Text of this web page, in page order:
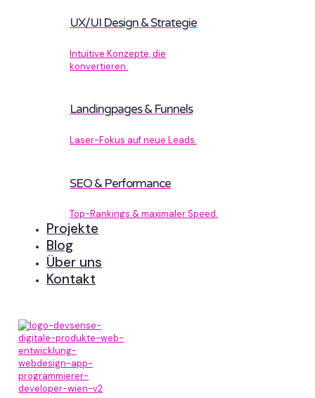
UX/UI Design & Strategie
Intuitive Konzepte, die
konvertieren.
Landingpages & Funnels
Laser-Fokus auf neue Leads.
SEO & Performance
Top-Rankings & maximaler Speed.
Projekte
Blog
Über uns
Kontakt